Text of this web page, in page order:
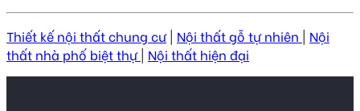
Thiết kế nội thất chung cư| Nội thất gỗ tự nhiên | Nội
thất nhà phố biệt thự| Nội thất hiện đại